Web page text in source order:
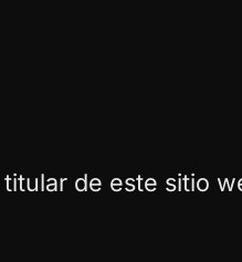
de este sitio